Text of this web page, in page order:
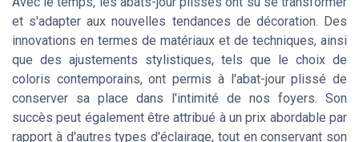
et s'adapter aux nouvelles tendances de décoration. Des
innovations en termes de matériaux et de techniques, ainsi
que des ajustements stylistiques, tels que le choix de
coloris contemporains, ont permis à l'abat-jour plissé de
conserver sa place dans l'intimité de nos foyers. Son
succès peut également être attribué à un prix abordable par
rapport à d'autres types d'éclairage, tout en conservant son